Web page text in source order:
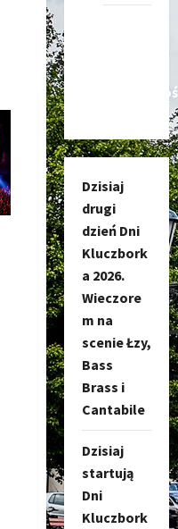
Dzisiaj
drugi
dzień Dni
Kluczbork
a 2026.
Wieczore
m na
scenie Łzy,
Bass
Brass i
Cantabile
Dzisiaj
startują
Dni
Kluczbork